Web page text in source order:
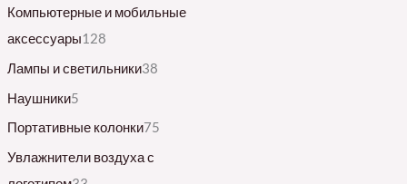
Компьютерные и мобильные
аксессуары128
Лампы и светильники38
Наушники5
Портативные колонки75
Увлажнители воздуха с